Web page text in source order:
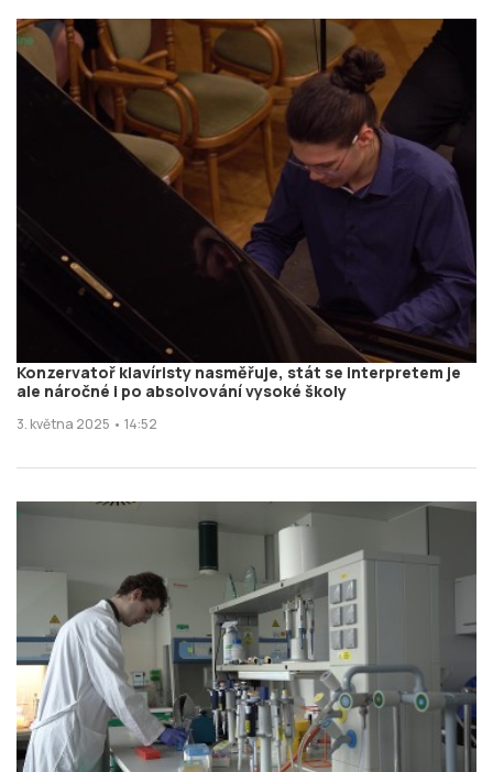
Konzervatoř klavíristy nasměřuje, stát se interpretem je
ale náročné i po absolvování vysoké školy
3. května 2025 • 14:52